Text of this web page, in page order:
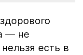
— не
есть в